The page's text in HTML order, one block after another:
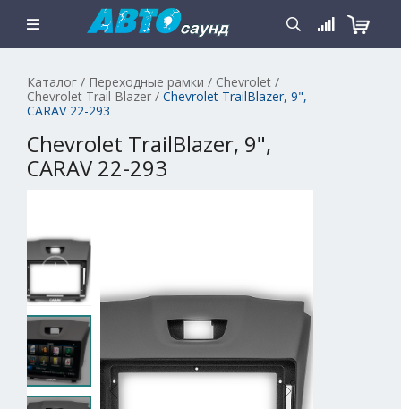
Каталог / Переходные рамки / Chevrolet /
Chevrolet Trail Blazer / Chevrolet TrailBlazer, 9",
CARAV 22-293
Chevrolet TrailBlazer, 9",
CARAV 22-293